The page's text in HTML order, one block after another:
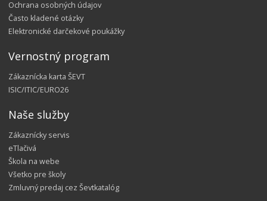
Ochrana osobných údajov
Často kladené otázky
Elektronické darčekové poukážky
Vernostný program
Zákaznícka karta ŠEVT
ISIC/ITIC/EURO26
Naše služby
Zákaznícky servis
eTlačivá
Škola na webe
Všetko pre školy
Zmluvný predaj cez Ševtkatalóg